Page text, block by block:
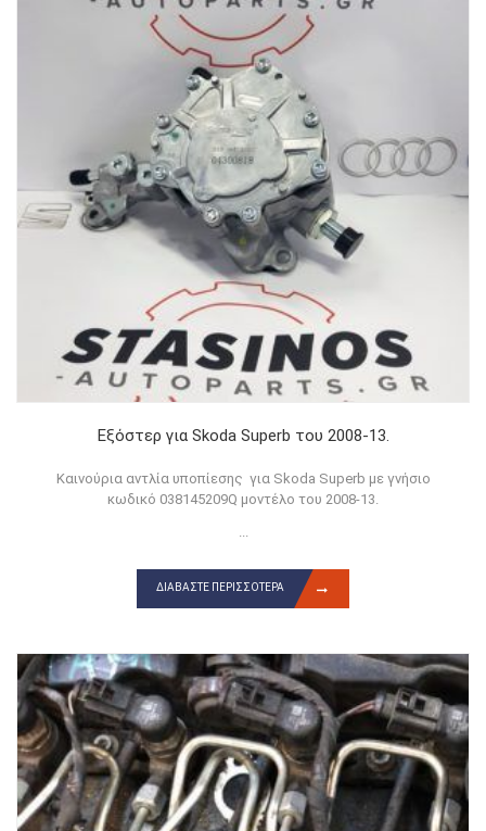
Εξόστερ για Skoda Superb του 2008-13.
Καινούρια αντλία υποπίεσης για Skoda Superb με γνήσιο
κωδικό 038145209Q μοντέλο του 2008-13.
ΔΙΑΒΆΣΤΕ ΠΕΡΙΣΣΌΤΕΡΑ